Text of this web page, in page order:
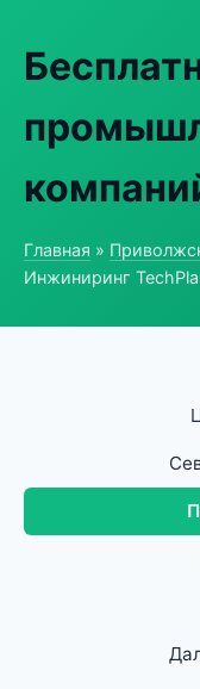
Главная »
Инжиниринг